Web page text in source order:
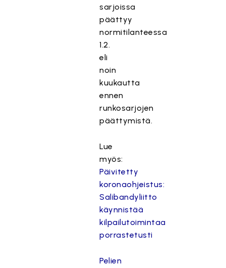
sarjoissa
päättyy
normitilanteessa
1.2.
eli
noin
kuukautta
ennen
runkosarjojen
päättymistä.
Lue
myös:
Päivitetty
koronaohjeistus:
Salibandyliitto
käynnistää
kilpailutoimintaa
porrastetusti
Pelien